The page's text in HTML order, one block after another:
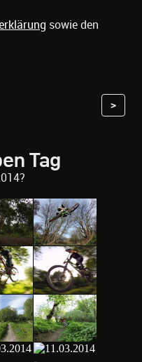
sowie den
>
Tag